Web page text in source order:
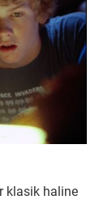
klasik haline